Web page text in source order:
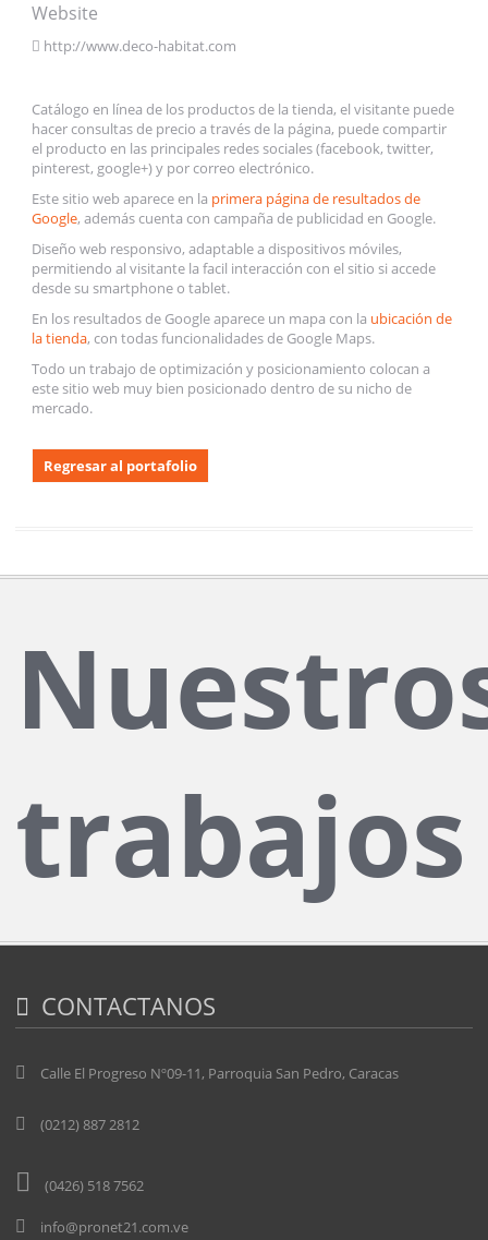
Website
http://www.deco-habitat.com
Catálogo en línea de los productos de la tienda, el visitante puede
hacer consultas de precio a través de la página, puede compartir
el producto en las principales redes sociales (facebook, twitter,
pinterest, google+) y por correo electrónico.
Este sitio web aparece en la primera página de resultados de
Google, además cuenta con campaña de publicidad en Google.
Diseño web responsivo, adaptable a dispositivos móviles,
permitiendo al visitante la facil interacción con el sitio si accede
desde su smartphone o tablet.
En los resultados de Google aparece un mapa con la ubicación de
la tienda, con todas funcionalidades de Google Maps.
Todo un trabajo de optimización y posicionamiento colocan a
este sitio web muy bien posicionado dentro de su nicho de
mercado.
Regresar al portafolio
trabajos
CONTACTANOS
Calle El Progreso Nº09-11, Parroquia San Pedro, Caracas
(0212) 887 2812
(0426) 518 7562
info@pronet21.com.ve